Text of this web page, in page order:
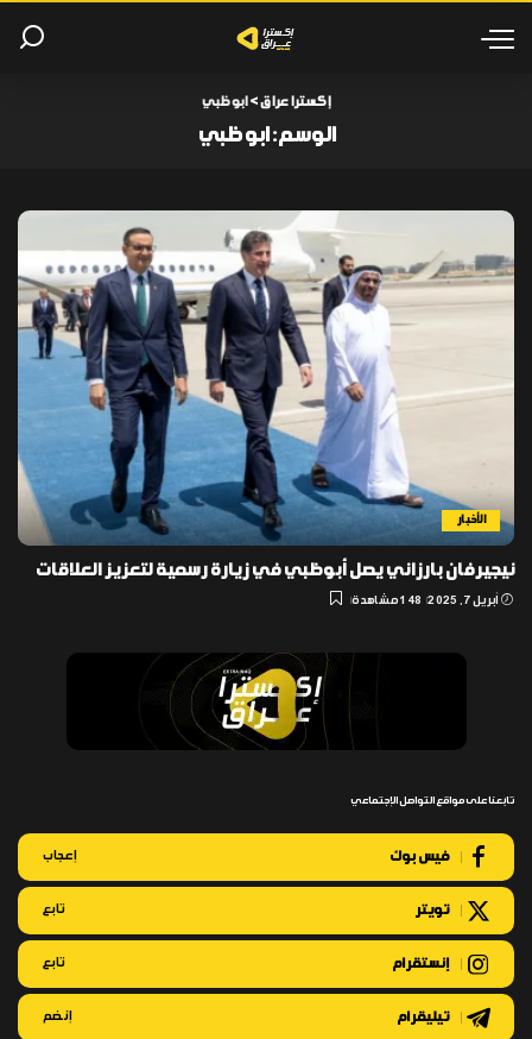
إكسترا عراق>ابو ظبي
الوسم:ابو ظبي
الأخبار
نيجيرفان بارزاني يصل أبوظبي في زيارة رسمية لتعزيز العلاقات
أبريل 7, 2025 148 مشاهدة
تابعنا على مواقع التواصل الإجتماعي
فيس بوك إعجاب
تويتر تابع
إنستقرام تابع
تيليقرام إنضم